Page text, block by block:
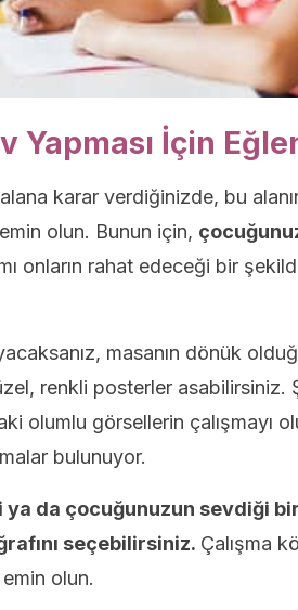
Yapması İçin
karar verdiğinizde, bu
olun. Bunun için,
onların rahat edeceği bir
masanın dönük
renkli posterler asabilirsiniz.
olumlu görsellerin çalışmayı
bulunuyor.
ya da çocuğunuzun sevdiği
seçebilirsiniz. Çalışma
olun.